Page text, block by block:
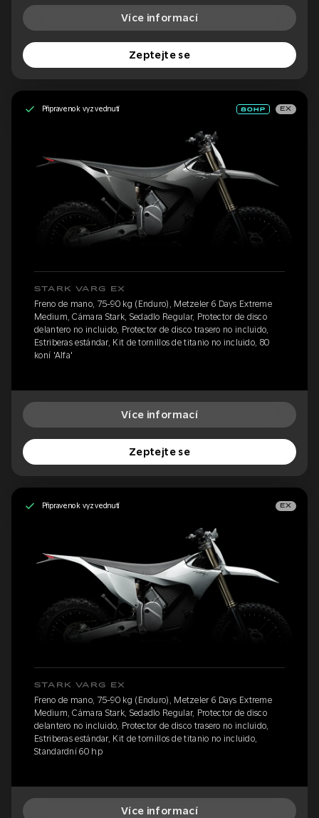
Více informací
Zeptejte se
Připraveno k vyzvednutí EX
STARK VARG EX
Freno de mano, 75-90 kg (Enduro), Metzeler 6 Days Extreme
Medium, Cámara Stark, Sedadlo Regular, Protector de disco
delantero no incluido, Protector de disco trasero no incluido,
Estriberas estándar, Kit de tornillos de titanio no incluido, 80
koní 'Alfa'
Více informací
Zeptejte se
Připraveno k vyzvednutí EX
STARK VARG EX
Freno de mano, 75-90 kg (Enduro), Metzeler 6 Days Extreme
Medium, Cámara Stark, Sedadlo Regular, Protector de disco
delantero no incluido, Protector de disco trasero no incluido,
Estriberas estándar, Kit de tornillos de titanio no incluido,
Standardní 60 hp
Více informací